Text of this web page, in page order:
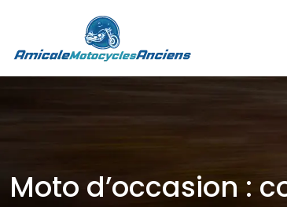
Moto d’occasion :